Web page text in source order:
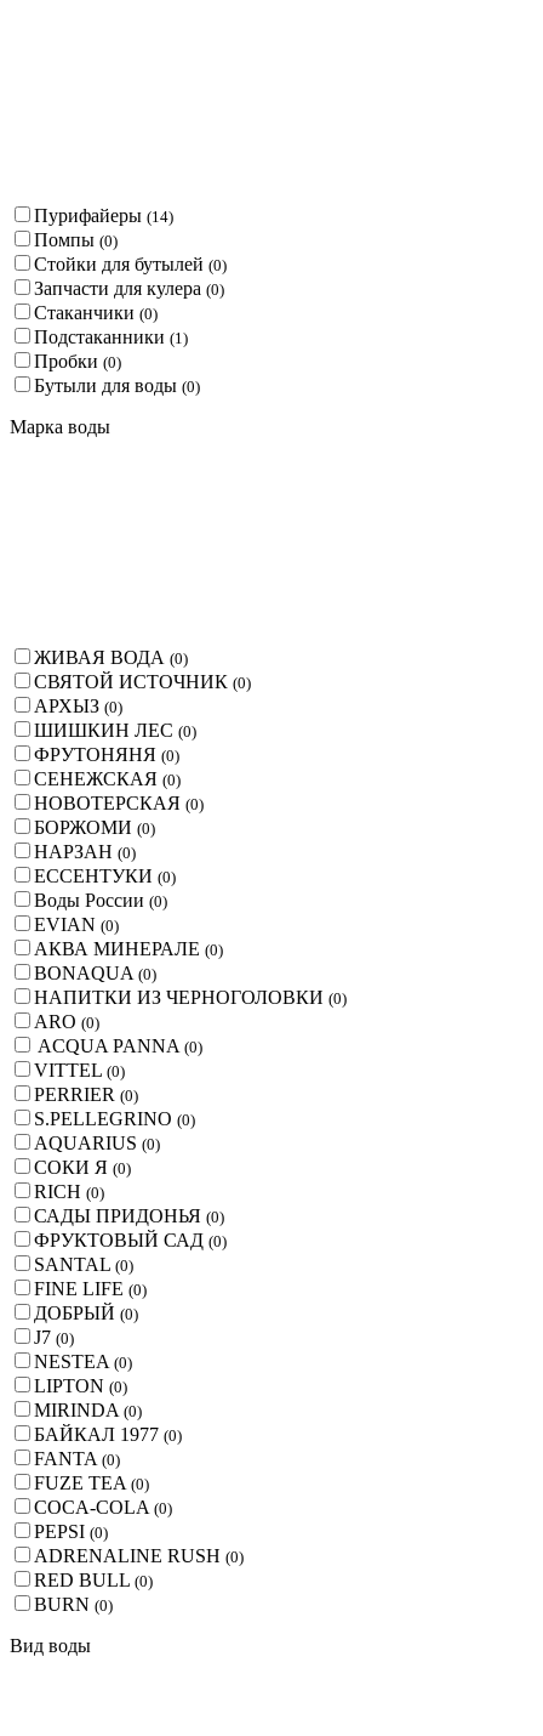
Пурифайеры (14)
Помпы (0)
Стойки для бутылей (0)
Запчасти для кулера (0)
Стаканчики (0)
Подстаканники (1 )
Пробки (0)
Бутыли для воды (0)
Марка воды
ЖИВАЯ ВОДА (0)
СВЯТОЙ ИСТОЧНИК (0)
АРХЫЗ (0)
ШИШКИН ЛЕС (0)
ФРУТОНЯНЯ (0)
СЕНЕЖСКАЯ (0)
НОВОТЕРСКАЯ (0)
БОРЖОМИ (0)
НАРЗАН (0)
ЕССЕНТУКИ (0)
Воды России (0)
EVIAN (0)
АКВА МИНЕРАЛЕ (0)
BONAQUA (0)
НАПИТКИ ИЗ ЧЕРНОГОЛОВКИ (0)
ARO (0)
ACQUA PANNA (0)
VITTEL (0)
PERRIER (0)
S.PELLEGRINO (0)
AQUARIUS (0)
СОКИ Я (0)
RICH (0)
САДЫ ПРИДОНЬЯ (0)
ФРУКТОВЫЙ САД (0)
SANTAL (0)
FINE LIFE (0)
ДОБРЫЙ (0)
J7 (0)
NESTEA (0)
LIPTON (0)
MIRINDA (0)
БАЙКАЛ 1977 (0)
FANTA (0)
FUZE TEA (0)
COCA-COLA (0)
PEPSI (0)
ADRENALINE RUSH (0)
RED BULL (0)
BURN (0)
Вид воды